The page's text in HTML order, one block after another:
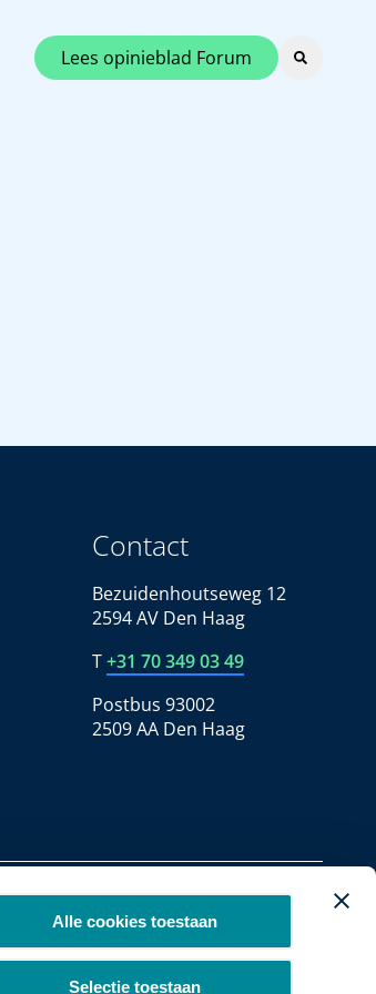
Alle cookies toestaan
Selectie toestaan
Lees opinieblad Forum
Contact
Bezuidenhoutseweg 12
2594 AV Den Haag
T+31 70 349 03 49
Postbus 93002
2509 AA Den Haag
Copyright 2026